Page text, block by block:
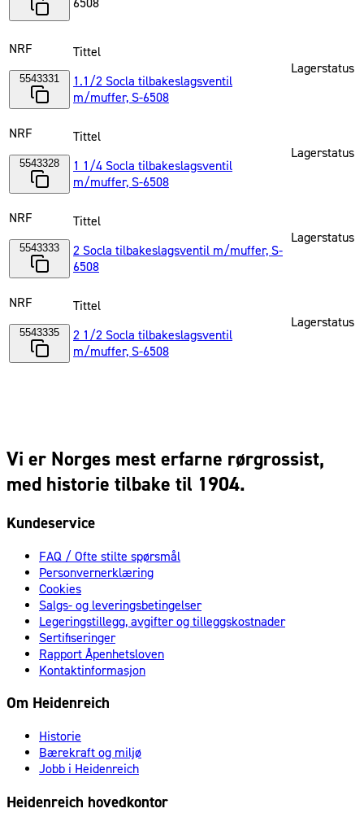
6508
NRF
5543331
Tittel
1.1/2 Socla tilbakeslagsventil
m/muffer, S-6508
Lagerstatus
NRF
5543328
Tittel
1 1/4 Socla tilbakeslagsventil
m/muffer, S-6508
Lagerstatus
NRF
5543333
Tittel
2 Socla tilbakeslagsventil m/muffer, S-
6508
Lagerstatus
NRF
5543335
Tittel
2 1/2 Socla tilbakeslagsventil
m/muffer, S-6508
Lagerstatus
Vi er Norges mest erfarne rørgrossist,
med historie tilbake til 1904.
Kundeservice
FAQ / Ofte stilte spørsmål
Personvernerklæring
Cookies
Salgs- og leveringsbetingelser
Legeringstillegg, avgifter og tilleggskostnader
Sertifiseringer
Rapport Åpenhetsloven
Kontaktinformasjon
Om Heidenreich
Historie
Bærekraft og miljø
Jobb i Heidenreich
Heidenreich hovedkontor